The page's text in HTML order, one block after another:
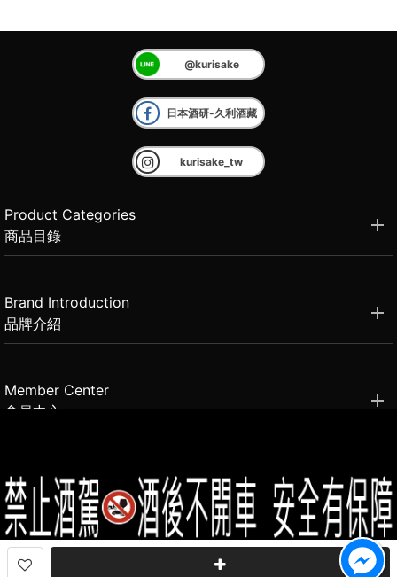
@kurisake
日本酒研-久利酒藏
kurisake_tw
Product Categories
商品目錄
Brand Introduction
品牌介紹
Member Center
會員中心
2021思橙國際有限公司 版權所有 禁止轉貼節錄 All rights reserved.